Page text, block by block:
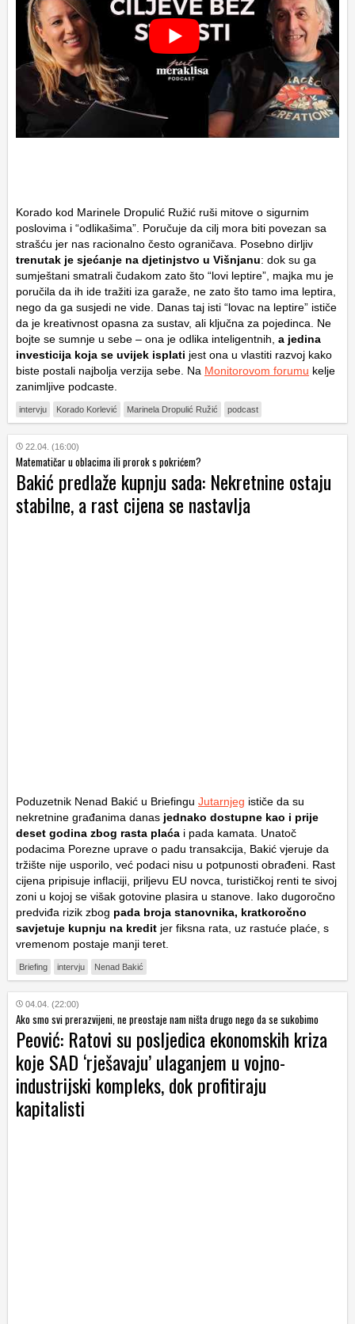
Korado kod Marinele Dropulić Ružić ruši mitove o sigurnim
poslovima i “odlikašima”. Poručuje da cilj mora biti povezan sa
strašću jer nas racionalno često ograničava. Posebno dirljiv
trenutak je sjećanje na djetinjstvo u Višnjanu: dok su ga
sumještani smatrali čudakom zato što “lovi leptire”, majka mu je
poručila da ih ide tražiti iza garaže, ne zato što tamo ima leptira,
nego da ga susjedi ne vide. Danas taj isti “lovac na leptire” ističe
da je kreativnost opasna za sustav, ali ključna za pojedinca. Ne
bojte se sumnje u sebe – ona je odlika inteligentnih, a jedina
investicija koja se uvijek isplati jest ona u vlastiti razvoj kako
biste postali najbolja verzija sebe. Na Monitorovom forumu kelje
zanimljive podcaste.
intervju Korado Korlević Marinela Dropulić Ružić podcast
22.04. (16:00)
Matematičar u oblacima ili prorok s pokrićem?
Bakić predlaže kupnju sada: Nekretnine ostaju
stabilne, a rast cijena se nastavlja
Poduzetnik Nenad Bakić u Briefingu Jutarnjeg ističe da su
nekretnine građanima danas jednako dostupne kao i prije
deset godina zbog rasta plaća i pada kamata. Unatoč
podacima Porezne uprave o padu transakcija, Bakić vjeruje da
tržište nije usporilo, već podaci nisu u potpunosti obrađeni. Rast
cijena pripisuje inflaciji, priljevu EU novca, turističkoj renti te sivoj
zoni u kojoj se višak gotovine plasira u stanove. Iako dugoročno
predviđa rizik zbog pada broja stanovnika, kratkoročno
savjetuje kupnju na kredit jer fiksna rata, uz rastuće plaće, s
vremenom postaje manji teret.
Briefing intervju Nenad Bakić
04.04. (22:00)
Ako smo svi prerazvijeni, ne preostaje nam ništa drugo nego da se sukobimo
Peović: Ratovi su posljedica ekonomskih kriza
koje SAD ‘rješavaju’ ulaganjem u vojno-
industrijski kompleks, dok profitiraju
kapitalisti